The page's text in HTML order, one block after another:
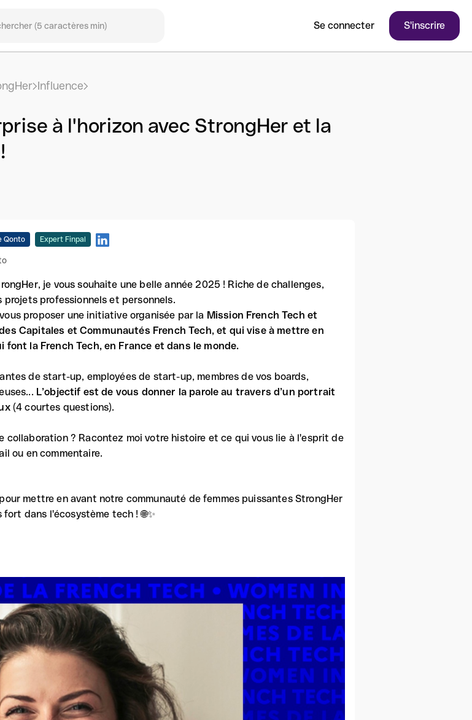
Se connecter S'inscrire
Influence
à l'horizon avec StrongHer et la
Qonto Expert Finpal
je vous souhaite une belle année 2025 ! Riche de challenges,
projets professionnels et personnels.
proposer une initiative organisée par la Mission French Tech et
Capitales et Communautés French Tech, et qui vise à mettre en
font la French Tech, en France et dans le monde.
de start-up, employées de start-up, membres de vos boards,
L’objectif est de vous donner la parole au travers d’un portrait
(4 courtes questions).
collaboration ? Racontez moi votre histoire et ce qui vous lie à l'esprit de
ou en commentaire.
mettre en avant notre communauté de femmes puissantes StrongHer
dans l'écosystème tech ! 🌐✨